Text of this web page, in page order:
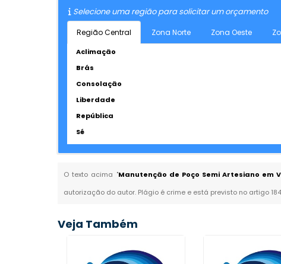
Selecione uma região para solicitar um orçamento
Região Central Zona Norte Zona Oeste
Aclimação
Brás
Consolação
Liberdade
República
Sé
O texto acima "Manutenção de Poço Semi Artesiano em
autorização do autor. Plágio é crime e está previsto no artigo
Veja Também